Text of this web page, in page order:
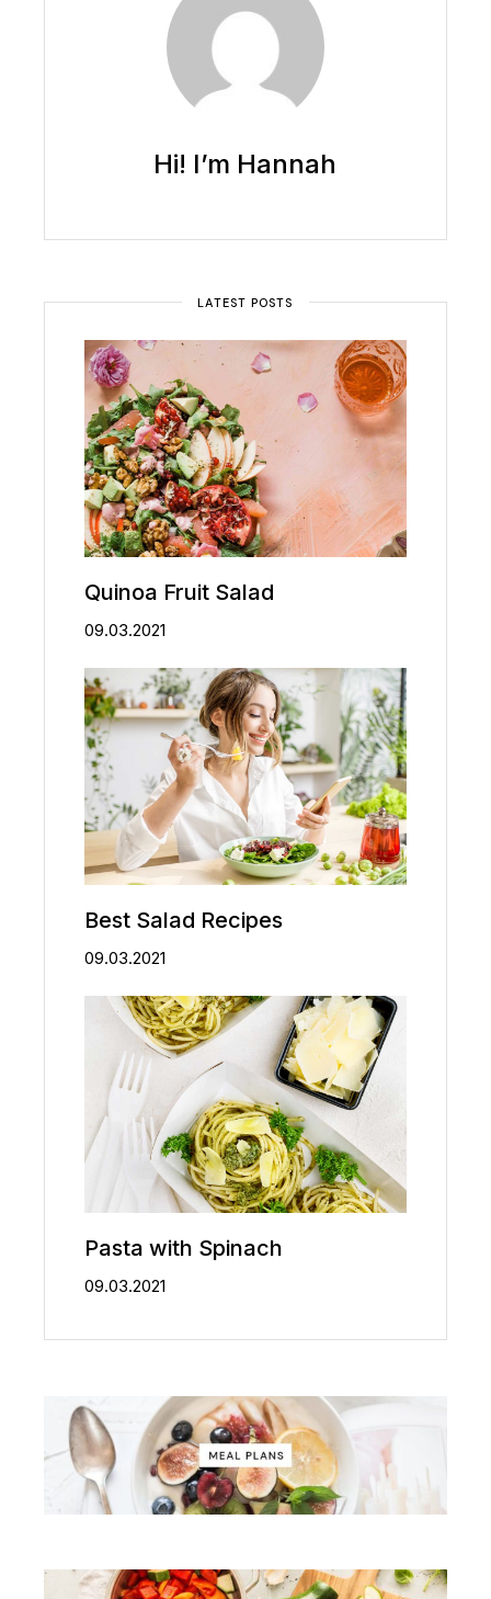
Hi! I’m Hannah
LATEST POSTS
Quinoa Fruit Salad
09.03.2021
Best Salad Recipes
09.03.2021
Pasta with Spinach
09.03.2021